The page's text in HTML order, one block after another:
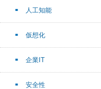
人工知能
仮想化
企業IT
安全性